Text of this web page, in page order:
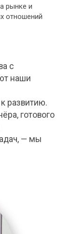
рынке и
отношений
с
наши
развитию.
готового
— мы